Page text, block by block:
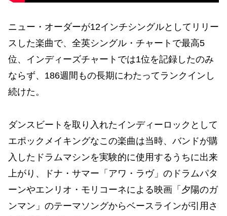
ニュー・オーダーが12インチシングルとしてリリー
スした楽曲で、全英シングル・チャートで最高5
位、インディーズチャートでは1位を記録したのみ
ならず、186週間もの長期にわたってランクインし
続けた。
ダンスビートを取り入れたインディーロックとして
エポックメイキングなこの楽曲は当時、バンドが購
入したドラムマシンを実験的に使用するうちに出来
上がり、ドナ・サマー「アワ・ラヴ」のドラムパタ
ーンやエンリオ・モリコーネによる映画「夕陽のガ
ンマン」のテーマソングからベースラインが引用さ